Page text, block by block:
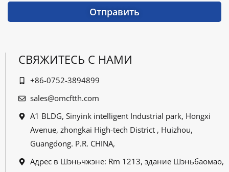
Отправить
СВЯЖИТЕСЬ С НАМИ
+86-0752-3894899
sales@omcftth.com
A1 BLDG, Sinyink intelligent Industrial park, Hongxi
Avenue, zhongkai High-tech District , Huizhou,
Guangdong. P.R. CHINA,
Адрес в Шэньчжэне: Rm 1213, здание Шэньбаомао,